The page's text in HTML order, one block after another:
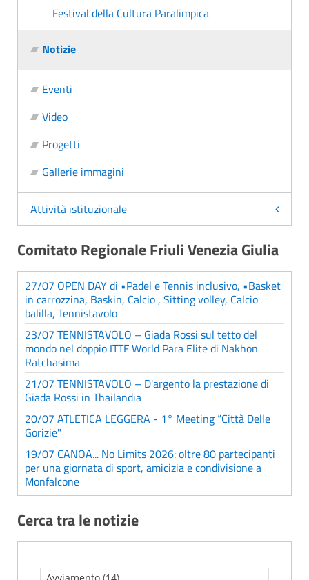
Festival della Cultura Paralimpica
Notizie
Eventi
Video
Progetti
Gallerie immagini
Attività istituzionale
Comitato Regionale Friuli Venezia Giulia
27/07 OPEN DAY di •Padel e Tennis inclusivo, •Basket
in carrozzina, Baskin, Calcio , Sitting volley, Calcio
balilla, Tennistavolo
23/07 TENNISTAVOLO – Giada Rossi sul tetto del
mondo nel doppio ITTF World Para Elite di Nakhon
Ratchasima
21/07 TENNISTAVOLO – D'argento la prestazione di
Giada Rossi in Thailandia
20/07 ATLETICA LEGGERA - 1° Meeting “Città Delle
Gorizie"
19/07 CANOA... No Limits 2026: oltre 80 partecipanti
per una giornata di sport, amicizia e condivisione a
Monfalcone
Cerca tra le notizie